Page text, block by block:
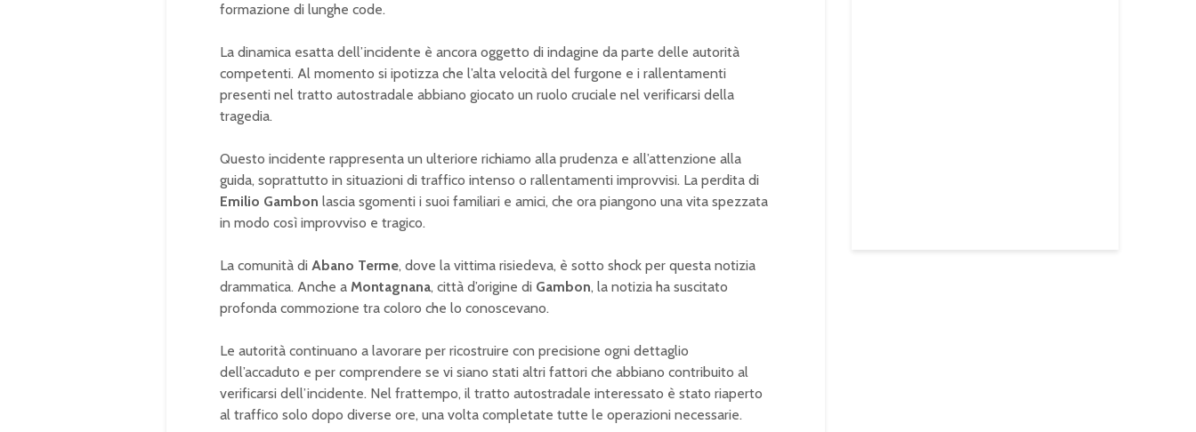
formazione di lunghe code.
La dinamica esatta dell’incidente è ancora oggetto di indagine da parte delle autorità
competenti. Al momento si ipotizza che l’alta velocità del furgone e i rallentamenti
presenti nel tratto autostradale abbiano giocato un ruolo cruciale nel verificarsi della
tragedia.
Questo incidente rappresenta un ulteriore richiamo alla prudenza e all’attenzione alla
guida, soprattutto in situazioni di traffico intenso o rallentamenti improvvisi. La perdita di
Emilio Gambon lascia sgomenti i suoi familiari e amici, che ora piangono una vita spezzata
in modo così improvviso e tragico.
La comunità di Abano Terme, dove la vittima risiedeva, è sotto shock per questa notizia
drammatica. Anche a Montagnana, città d’origine di Gambon, la notizia ha suscitato
profonda commozione tra coloro che lo conoscevano.
Le autorità continuano a lavorare per ricostruire con precisione ogni dettaglio
dell’accaduto e per comprendere se vi siano stati altri fattori che abbiano contribuito al
verificarsi dell’incidente. Nel frattempo, il tratto autostradale interessato è stato riaperto
al traffico solo dopo diverse ore, una volta completate tutte le operazioni necessarie.